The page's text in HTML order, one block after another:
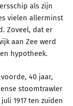
als zijn
vielen allerminst
Zoveel, dat er
aan Zee werd
hypotheek.
40 jaar,
stoomtrawler
1917 ten zuiden